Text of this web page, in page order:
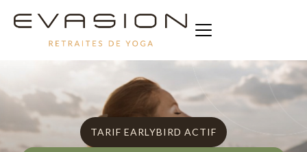
TARIF EARLYBIRD ACTIF